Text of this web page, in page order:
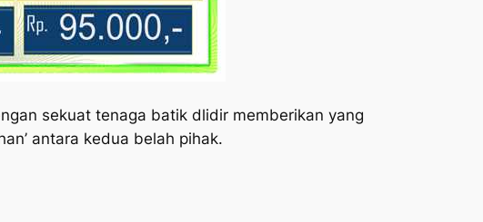
sekuat tenaga batik dlidir memberikan yang
antara kedua belah pihak.